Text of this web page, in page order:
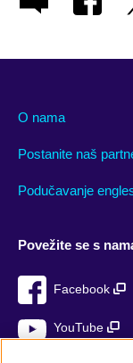
O nama
Postanite naš
Podučavanje
Povežite se s
Facebook
YouTube